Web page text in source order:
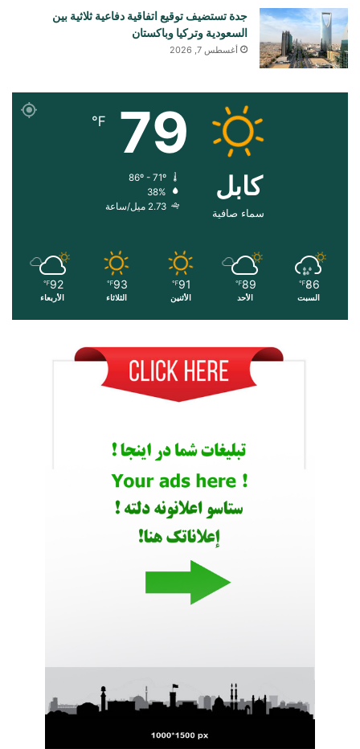
جدة تستضيف توقيع اتفاقية دفاعية ثلاثية بين
السعودية وتركيا وباكستان
أغسطس 7, 2026
کابل
سماء صافية
79
℉
38%
2.73 ميل/ساعة
86
℉
السبت
89
℉
الأحد
91
℉
الأثنين
93
℉
الثلاثاء
92
℉
الأربعاء